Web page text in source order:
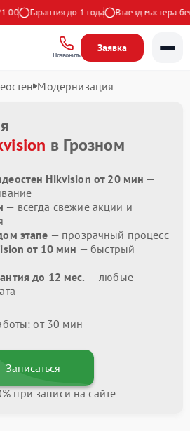
Гарантия до 1 года Выезд мастера
Позвонить
Заявка
Модернизация
в Грозном
Hikvision от 20 мин —
— всегда свежие акции и
этапе — прозрачный процесс
от 10 мин — быстрый
до 12 мес. — любые
от 30 мин
Записаться
при записи на сайте